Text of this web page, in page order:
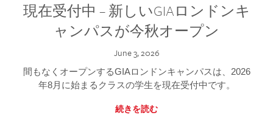
現在受付中 – 新しいGIAロンドンキ
ャンパスが今秋オープン
June 3, 2026
間もなくオープンするGIAロンドンキャンパスは、2026
年8月に始まるクラスの学生を現在受付中です。
続きを読む